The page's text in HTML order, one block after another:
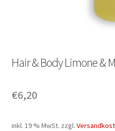
Hair & Body Limone &
€6,20
inkl. 19 % MwSt. zzgl.